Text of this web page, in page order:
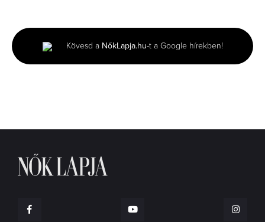
minutes,
0
Kövesd a NőkLapja.hu-t a Google hírekben!